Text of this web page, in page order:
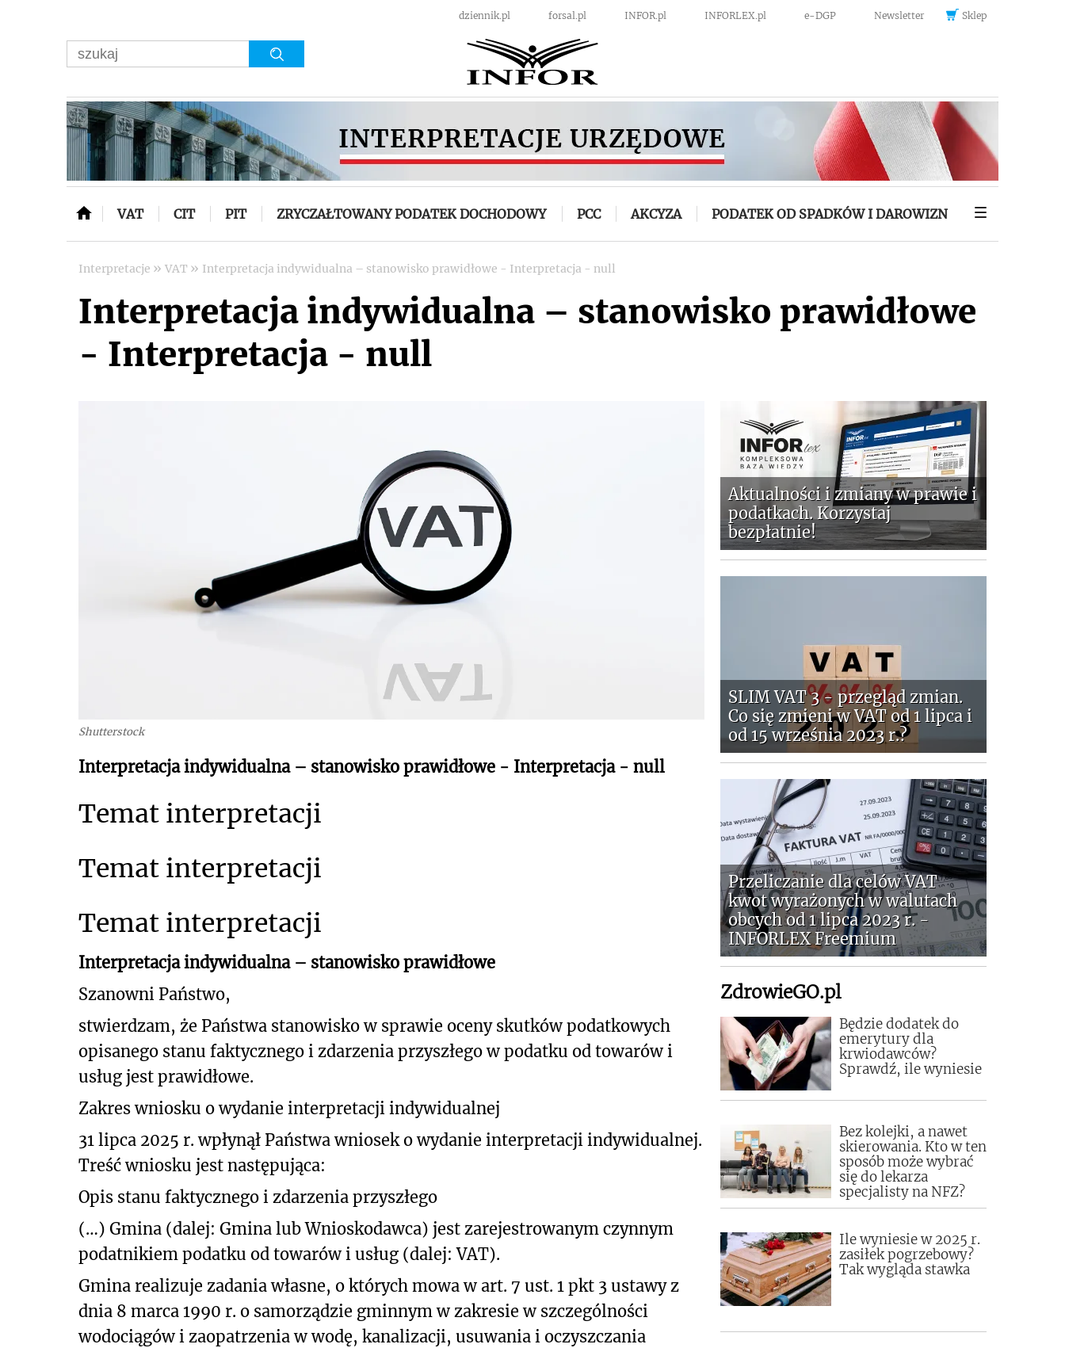
dziennik.pl forsal.pl INFOR.pl INFORLEX.pl e-DGP Newsletter Sklep
VAT CIT PIT ZRYCZAŁTOWANY PODATEK DOCHODOWY PCC AKCYZA PODATEK OD SPADKÓW I DAROWIZN
Interpretacje » VAT » Interpretacja indywidualna – stanowisko prawidłowe - Interpretacja - null
Interpretacja indywidualna – stanowisko prawidłowe
- Interpretacja - null
Shutterstock
Interpretacja indywidualna – stanowisko prawidłowe - Interpretacja - null
Temat interpretacji
Temat interpretacji
Temat interpretacji
Interpretacja indywidualna – stanowisko prawidłowe
Szanowni Państwo,
stwierdzam, że Państwa stanowisko w sprawie oceny skutków podatkowych
opisanego stanu faktycznego i zdarzenia przyszłego w podatku od towarów i
usług jest prawidłowe.
Zakres wniosku o wydanie interpretacji indywidualnej
31 lipca 2025 r. wpłynął Państwa wniosek o wydanie interpretacji indywidualnej.
Treść wniosku jest następująca:
Opis stanu faktycznego i zdarzenia przyszłego
(…) Gmina (dalej: Gmina lub Wnioskodawca) jest zarejestrowanym czynnym
podatnikiem podatku od towarów i usług (dalej: VAT).
Gmina realizuje zadania własne, o których mowa w art. 7 ust. 1 pkt 3 ustawy z
dnia 8 marca 1990 r. o samorządzie gminnym w zakresie w szczególności
wodociągów i zaopatrzenia w wodę, kanalizacji, usuwania i oczyszczania
Aktualności i zmiany w prawie i
podatkach. Korzystaj
bezpłatnie!
SLIM VAT 3 - przegląd zmian.
Co się zmieni w VAT od 1 lipca i
od 15 września 2023 r.?
Przeliczanie dla celów VAT
kwot wyrażonych w walutach
obcych od 1 lipca 2023 r. -
INFORLEX Freemium
ZdrowieGO.pl
Będzie dodatek do
emerytury dla
krwiodawców?
Sprawdź, ile wyniesie
Bez kolejki, a nawet
skierowania. Kto w ten
sposób może wybrać
się do lekarza
specjalisty na NFZ?
Ile wyniesie w 2025 r.
zasiłek pogrzebowy?
Tak wygląda stawka